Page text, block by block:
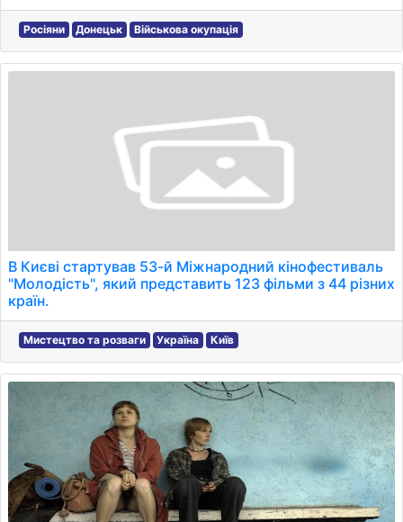
Росіяни Донецьк Військова окупація
В Києві стартував 53-й Міжнародний кінофестиваль
"Молодість", який представить 123 фільми з 44 різних
країн.
Мистецтво та розваги Україна Київ